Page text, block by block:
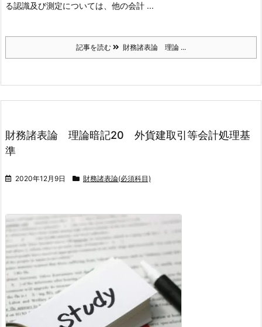
る認識及び測定については、他の会計 ...
記事を読む 財務諸表論 理論 ...
財務諸表論 理論暗記20 外貨建取引等会計処理基
準
2020年12月9日 財務諸表論(必須科目)